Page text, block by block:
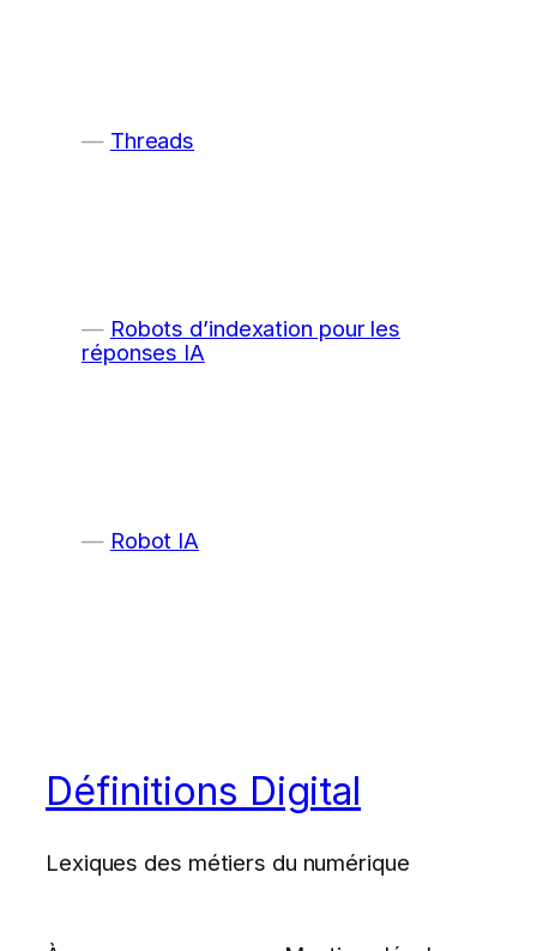
Threads
Robots d’indexation pour les
réponses IA
Robot IA
Définitions Digital
Lexiques des métiers du numérique